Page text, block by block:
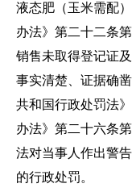
液态肥（玉米需配
办法》第二十二条
销售未取得登记证
事实清楚、证据确
共和国行政处罚法
办法》第二十六条
法对当事人作出警
的行政处罚。